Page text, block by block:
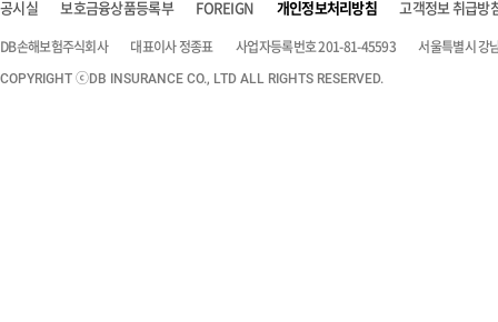
공시실 보호금융상품등록부 FOREIGN 개인정보처리방침 고객정보 취급방
DB손해보험주식회사 대표이사 정종표 사업자등록번호 201-81-45593 서울특별시 강
COPYRIGHT ⓒDB INSURANCE CO., LTD ALL RIGHTS RESERVED.